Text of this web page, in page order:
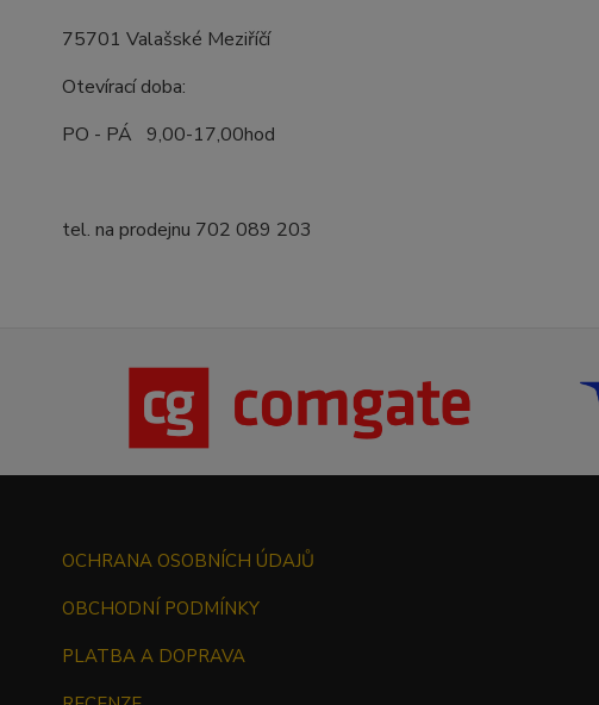
75701 Valašské Meziříčí
Otevírací doba:
PO - PÁ 9,00-17,00hod
tel. na prodejnu 702 089 203
OCHRANA OSOBNÍCH ÚDAJŮ
OBCHODNÍ PODMÍNKY
PLATBA A DOPRAVA